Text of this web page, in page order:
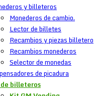
y billeteros
Monederos de cambio.
Lector de billetes
Recambios y piezas billetero
Recambios monederos
Selector de monedas
de picadura
billeteros